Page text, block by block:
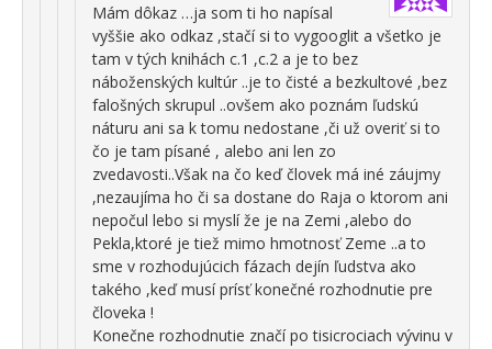
Mám dôkaz …ja som ti ho napísal
vyššie ako odkaz ,stačí si to vygooglit a všetko je
tam v tých knihách c.1 ,c.2 a je to bez
náboženských kultúr ..je to čisté a bezkultové ,bez
falošných skrupul ..ovšem ako poznám ľudskú
náturu ani sa k tomu nedostane ,či už overiť si to
čo je tam písané , alebo ani len zo
zvedavosti..Však na čo keď človek má iné záujmy
,nezaujíma ho či sa dostane do Raja o ktorom ani
nepočul lebo si myslí že je na Zemi ,alebo do
Pekla,ktoré je tiež mimo hmotnosť Zeme ..a to
sme v rozhodujúcich fázach dejín ľudstva ako
takého ,keď musí prísť konečné rozhodnutie pre
človeka !
Konečne rozhodnutie značí po tisicrociach vývinu v